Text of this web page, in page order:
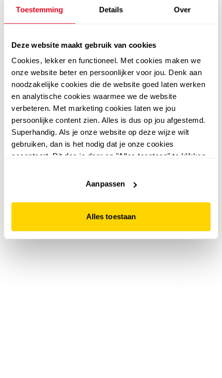
Toestemming Details Over
Deze website maakt gebruik van cookies
Cookies, lekker en functioneel. Met cookies maken we
onze website beter en persoonlijker voor jou. Denk aan
noodzakelijke cookies die de website goed laten werken
en analytische cookies waarmee we de website
verbeteren. Met marketing cookies laten we jou
persoonlijke content zien. Alles is dus op jou afgestemd.
Superhandig. Als je onze website op deze wijze wilt
gebruiken, dan is het nodig dat je onze cookies
accepteert. Dit doe je door op "Alles toestaan" te klikken.
website niet optimaal functioneert.
Aanpassen
Alles toestaan